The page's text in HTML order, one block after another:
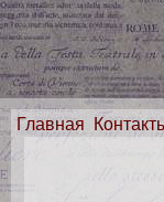
Главная